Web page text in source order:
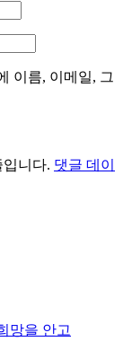
이름, 이메일, 그
입니다. 댓글 데이
망을 안고